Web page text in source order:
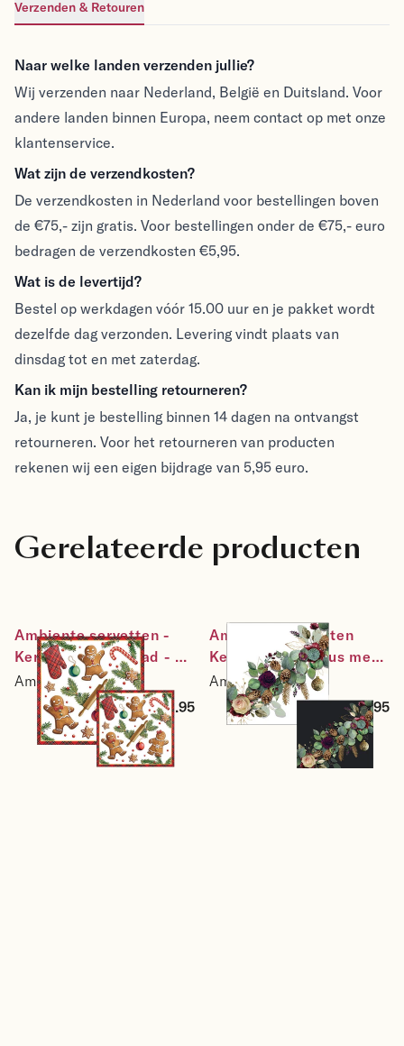
Verzenden & Retouren
Verzenden & Retouren
Naar welke landen verzenden jullie?
Wij verzenden naar Nederland, België en Duitsland. Voor
andere landen binnen Europa, neem contact op met onze
klantenservice.
Wat zijn de verzendkosten?
De verzendkosten in Nederland voor bestellingen boven
de €75,- zijn gratis. Voor bestellingen onder de €75,- euro
bedragen de verzendkosten €5,95.
Wat is de levertijd?
Bestel op werkdagen vóór 15.00 uur en je pakket wordt
dezelfde dag verzonden. Levering vindt plaats van
dinsdag tot en met zaterdag.
Kan ik mijn bestelling retourneren?
Ja, je kunt je bestelling binnen 14 dagen na ontvangst
retourneren. Voor het retourneren van producten
rekenen wij een eigen bijdrage van 5,95 euro.
Gerelateerde producten
Ambiente servetten -
Kerst - Gingerbread - 2
pakjes 33x33cm en
25x25cm - rood -
kerstservetten
Ambiente
€8.95
Ambiente servetten
Kerst - Eucalyptus met
dennenappels - 2
pakjes 33x33cm en
25x25cm - wit zwart
groen goud -
kerstservetten
Ambiente
€8.95